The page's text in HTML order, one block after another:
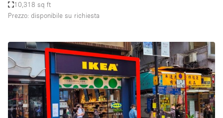
10,318 sq ft
Prezzo: disponibile su richiesta